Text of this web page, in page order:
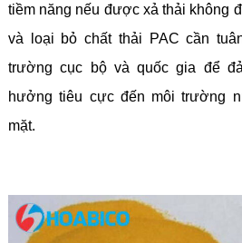
tiềm năng nếu được xả thải không
và loại bỏ chất thải PAC cần
trường cục bộ và quốc gia để
hưởng tiêu cực đến môi trường
mặt.